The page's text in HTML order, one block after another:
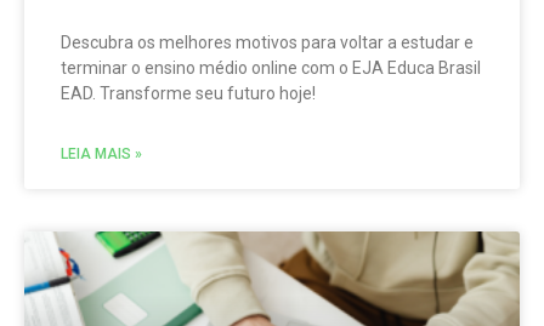
Descubra os melhores motivos para voltar a estudar e
terminar o ensino médio online com o EJA Educa Brasil
EAD. Transforme seu futuro hoje!
LEIA MAIS »